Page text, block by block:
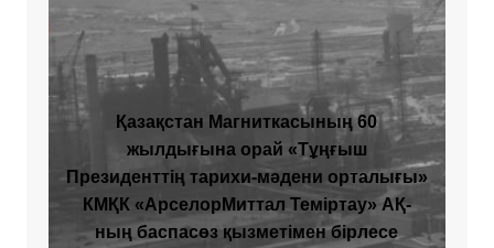
Қазақстан Магниткасының 60
жылдығына орай «Тұңғыш
Президенттің тарихи-мәдени орталығы»
КМҚК «АрселорМиттал Теміртау» АҚ-
ның баспасөз қызметімен бірлесе